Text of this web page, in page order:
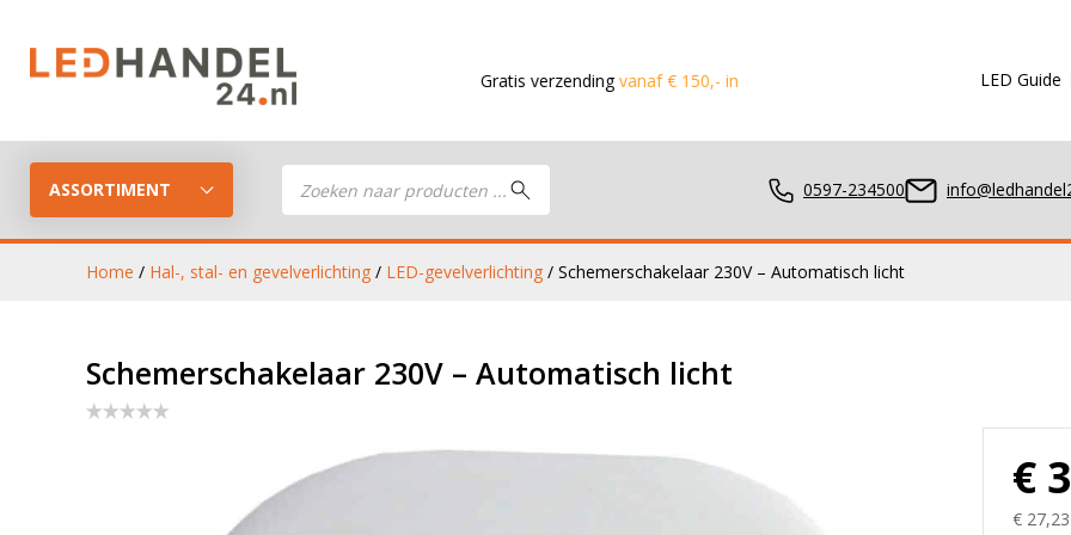
Gratis verzendingvanaf € 150,- in de Benelux Dezelfde
LED Guide
ASSORTIMENT
Producten
zoeken 0597-234500
LED Guide
Stel je eigen LED-pakket samen
LED werklampen
LED aanhanger
Home / Hal-, stal- en gevelverlichting / LED-gevelverlichting / Schemerschakelaar 230V – Automatisch licht
Schemerschakelaar 230V – Automatisch licht
€
€